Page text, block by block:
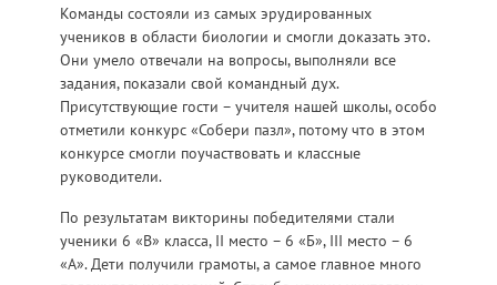
Команды состояли из самых эрудированных
учеников в области биологии и смогли доказать это.
Они умело отвечали на вопросы, выполняли все
задания, показали свой командный дух.
Присутствующие гости – учителя нашей школы, особо
отметили конкурс «Собери пазл», потому что в этом
конкурсе смогли поучаствовать и классные
руководители.
По результатам викторины победителями стали
ученики 6 «В» класса, II место – 6 «Б», III место – 6
«А». Дети получили грамоты, а самое главное много